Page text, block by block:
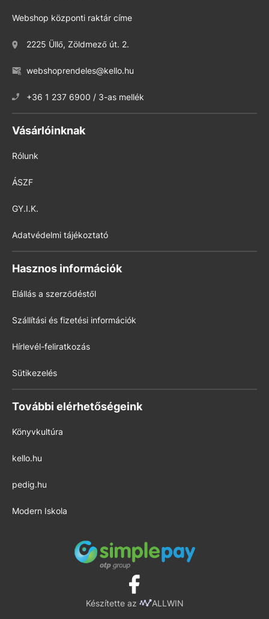
Webshop központi raktár címe
2225 Üllő, Zöldmező út. 2.
webshoprendeles@kello.hu
+36 1 237 6900 / 3-as mellék
Vásárlóinknak
Rólunk
ÁSZF
GY.I.K.
Adatvédelmi tájékoztató
Hasznos információk
Elállás a szerződéstől
Szállítási és fizetési információk
Hírlevél-feliratkozás
Sütikezelés
További elérhetőségeink
Könyvkultúra
kello.hu
pedig.hu
Modern Iskola
Készítette az ALLWIN